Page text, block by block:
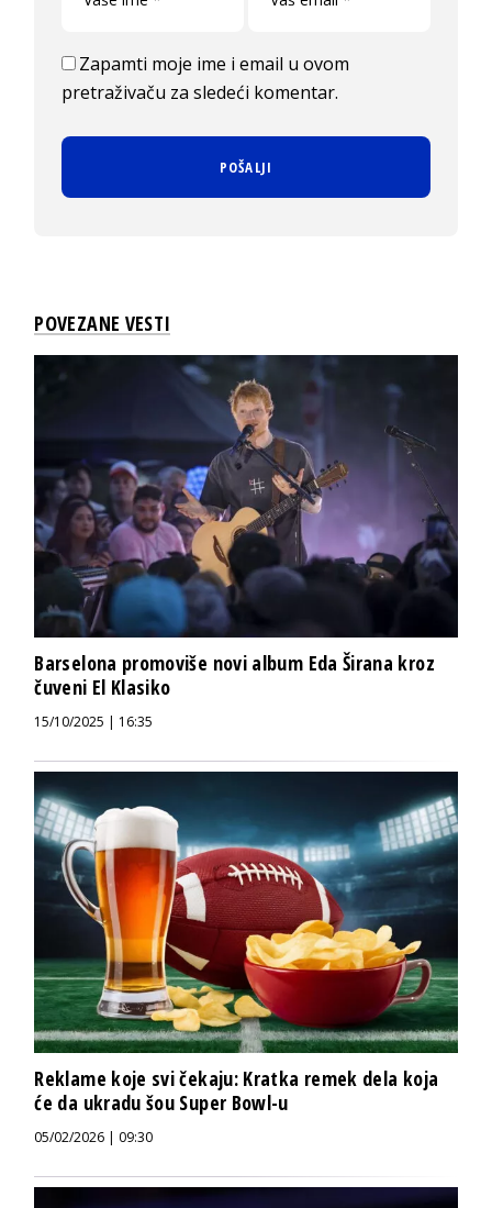
Zapamti moje ime i email u ovom
pretraživaču za sledeći komentar.
POVEZANE VESTI
Barselona promoviše novi album Eda Širana kroz
čuveni El Klasiko
15/10/2025 | 16:35
Reklame koje svi čekaju: Kratka remek dela koja
će da ukradu šou Super Bowl-u
05/02/2026 | 09:30